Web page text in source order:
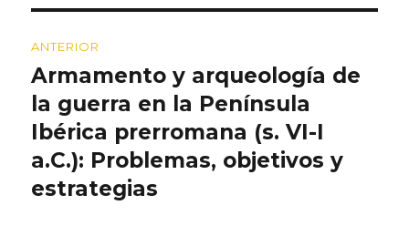
de
entradas
ANTERIOR
Entrada
anterior:
Armamento y arqueología de
la guerra en la Península
Ibérica prerromana (s. VI-I
a.C.): Problemas, objetivos y
estrategias